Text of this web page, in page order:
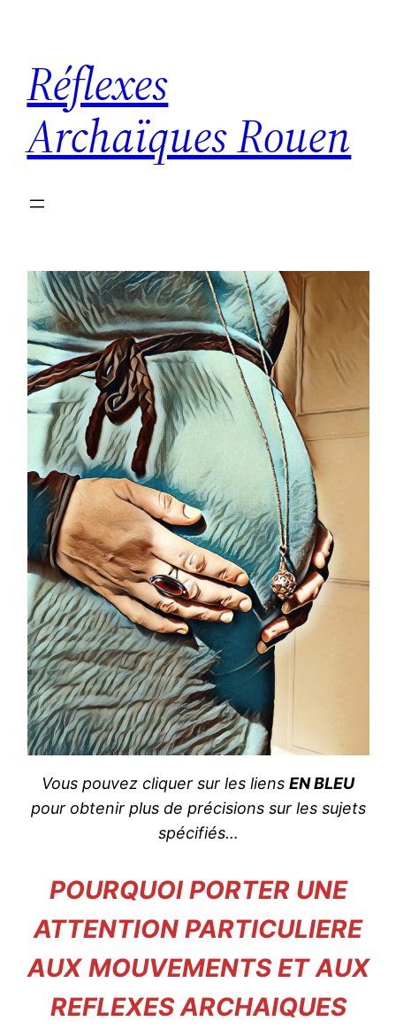
contenu
Réflexes
Archaïques Rouen
Vous pouvez cliquer sur les liens EN BLEU
pour obtenir plus de précisions sur les sujets
spécifiés…
POURQUOI PORTER UNE
ATTENTION PARTICULIERE
AUX MOUVEMENTS ET AUX
REFLEXES ARCHAIQUES